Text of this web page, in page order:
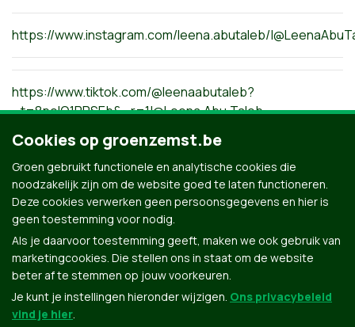
https://www.instagram.com/leena.abutaleb/
https://www.tiktok.com/@leenaabutaleb?
_t=8pelO1PPSEb&_r=1|@Leena.Abu.Taleb
Groen.be
Contact
Cookies op groenzemst.be
Groen gebruikt functionele en analytische cookies die
noodzakelijk zijn om de website goed te laten functioneren.
Deze cookies verwerken geen persoonsgegevens en hier is
geen toestemming voor nodig.
Als je daarvoor toestemming geeft, maken we ook gebruik van
marketingcookies. Die stellen ons in staat om de website
beter af te stemmen op jouw voorkeuren.
Je kunt je instellingen hieronder wijzigen. Ons privacybeleid
vind je hier.